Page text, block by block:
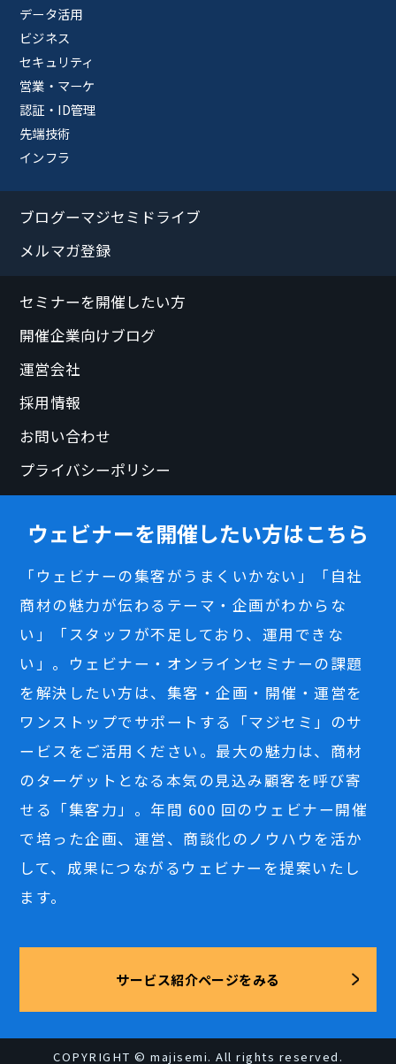
データ活用
ビジネス
セキュリティ
営業・マーケ
認証・ID管理
先端技術
インフラ
ブログーマジセミドライブ
メルマガ登録
セミナーを開催したい方
開催企業向けブログ
運営会社
採用情報
お問い合わせ
プライバシーポリシー
ウェビナーを開催したい方はこちら
「ウェビナーの集客がうまくいかない」「自社
商材の魅力が伝わるテーマ・企画がわからな
い」「スタッフが不足しており、運用できな
い」。ウェビナー・オンラインセミナーの課題
を解決したい方は、集客・企画・開催・運営を
ワンストップでサポートする「マジセミ」のサ
ービスをご活用ください。最大の魅力は、商材
のターゲットとなる本気の見込み顧客を呼び寄
せる「集客力」。年間 600 回のウェビナー開催
で培った企画、運営、商談化のノウハウを活か
して、成果につながるウェビナーを提案いたし
ます。
サービス紹介ページをみる
COPYRIGHT © majisemi. All rights reserved.